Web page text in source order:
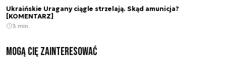
Ukraińskie Uragany ciągle strzelają. Skąd amunicja?
[KOMENTARZ]
3 min.
Mogą Cię zainteresować